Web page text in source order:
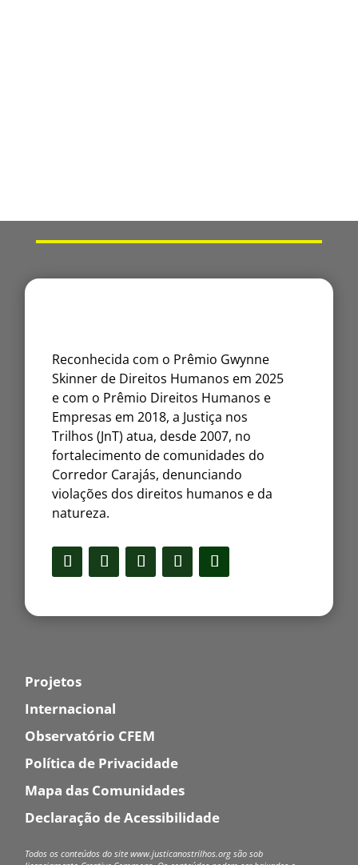
Reconhecida com o Prêmio Gwynne
Skinner de Direitos Humanos em 2025
e com o Prêmio Direitos Humanos e
Empresas em 2018, a Justiça nos
Trilhos (JnT) atua, desde 2007, no
fortalecimento de comunidades do
Corredor Carajás, denunciando
violações dos direitos humanos e da
natureza.
Projetos
Internacional
Observatório CFEM
Política de Privacidade
Mapa das Comunidades
Declaração de Acessibilidade
Todos os conteúdos do site www.justicanostrilhos.org são sob